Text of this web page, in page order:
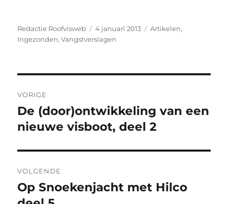
Auteur
Redactie Roofvisweb
Geplaatst
op
4 januari 2013 Categorieën
Artikelen,
Ingezonden,Vangstverslagen
navigatie
VORIGE
Vorig
bericht:
De (door)ontwikkeling van een
nieuwe visboot, deel 2
VOLGENDE
Volgend
bericht:
Op Snoekenjacht met Hilco